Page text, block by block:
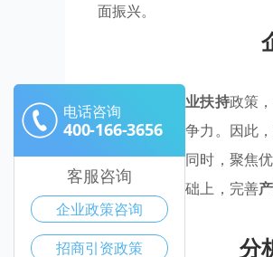
面振兴。
通过有效的 产业扶持政策
本地企业的竞争力。因此
中站稳脚跟。同时，聚焦
发展。在此基础上，完善
的潜力。
分
电话咨询
400-166-3656
客服咨询
企业政策咨询
招商引资政策